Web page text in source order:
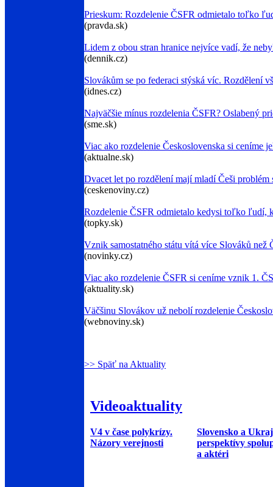
Prieskum: Rozdelenie ČSFR odmietalo toľko
(pravda.sk)
Lidem z obou stran hranice nejvíce vadí, že
(dennik.cz)
Slovákům se po federaci stýská víc. Rozdělení
(idnes.cz)
Najväčšie mínus rozdelenia ČSFR? Oslabený
(sme.sk)
Viac ako rozdelenie Československa si ceníme
(aktualne.sk)
Dvacet let po rozdělení mají mladí Češi problém
(ceskenoviny.cz)
Rozdelenie ČSFR odmietalo kedysi toľko ľudí,
(topky.sk)
Vznik samostatného státu vítá více Slováků než
(novinky.cz)
Viac ako rozdelenie ČSFR si ceníme vznik 1.
(aktuality.sk)
Väčšinu Slovákov už nebolí rozdelenie
(webnoviny.sk)
>> Späť na Aktuality
Videoaktuality
V4 v čase polykrízy.
Názory verejnosti
Slovensko a
perspektívy
a aktéri